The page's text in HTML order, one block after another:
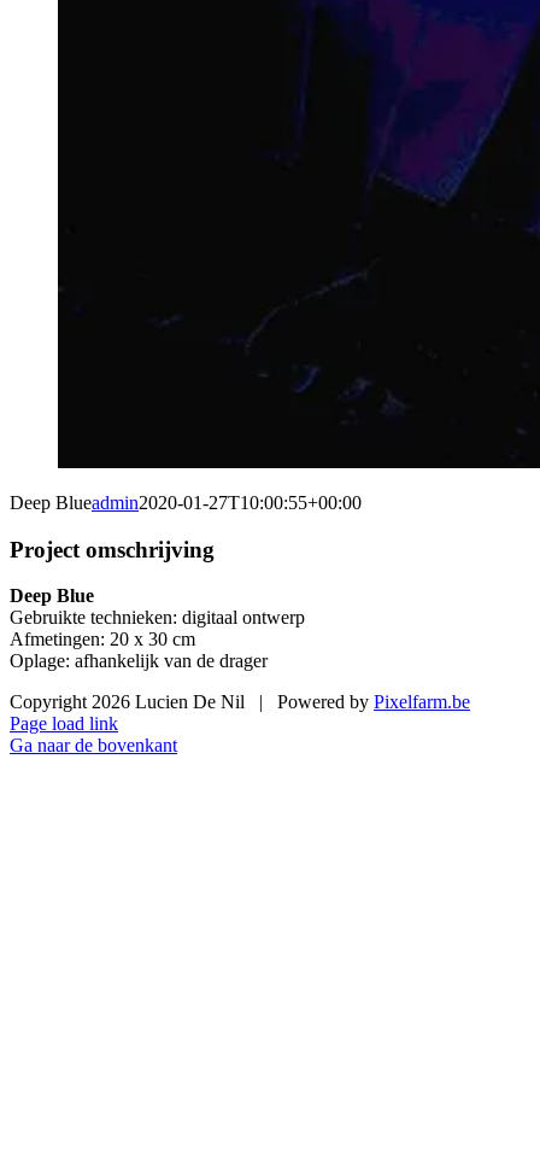
Deep Blueadmin2020-01-27T10:00:55+00:00
Project omschrijving
Deep Blue
Gebruikte technieken: digitaal ontwerp
Afmetingen: 20 x 30 cm
Oplage: afhankelijk van de drager
Copyright2026 Lucien De Nil | Powered by Pixelfarm.be
Page load link
Ga naar de bovenkant